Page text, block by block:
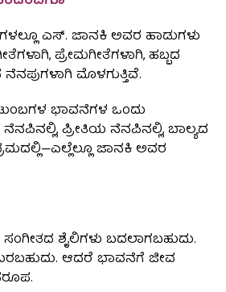
ಎಸ್. ಜಾನಕಿ ಅವರ ಹಾಡುಗಳು
ಪ್ರೇಮಗೀತೆಗಳಾಗಿ, ಹಬ್ಬದ
ಮೊಳಗುತ್ತಿವೆ.
ಭಾವನೆಗಳ ಒಂದು
ಪ್ರೀತಿಯ ನೆನಪಿನಲ್ಲಿ, ಬಾಲ್ಯದ
ಜಾನಕಿ ಅವರ
ಶೈಲಿಗಳು ಬದಲಾಗಬಹುದು.
ಆದರೆ ಭಾವನೆಗೆ ಜೀವ